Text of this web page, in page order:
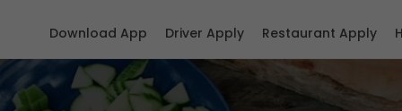
Restaurant Apply
Driver Apply
Download App